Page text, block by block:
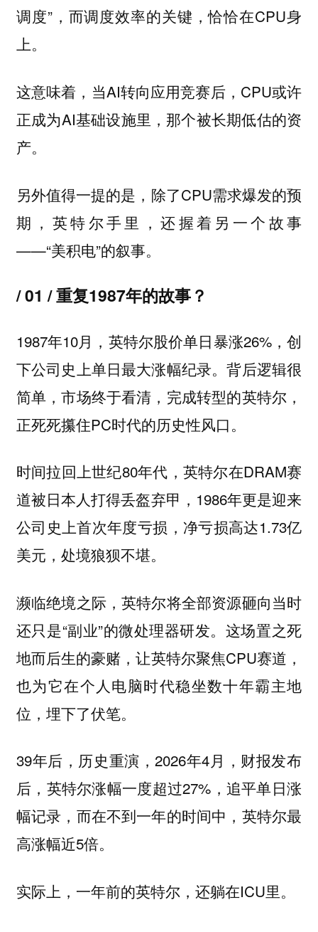
调度”，而调度效率的关键，恰恰在CPU身
上。
这意味着，当AI转向应用竞赛后，CPU或许
正成为AI基础设施里，那个被长期低估的资
产。
另外值得一提的是，除了CPU需求爆发的预
期，英特尔手里，还握着另一个故事
——“美积电”的叙事。
/ 01 / 重复1987年的故事？
1987年10月，英特尔股价单日暴涨26%，创
下公司史上单日最大涨幅纪录。背后逻辑很
简单，市场终于看清，完成转型的英特尔，
正死死攥住PC时代的历史性风口。
时间拉回上世纪80年代，英特尔在DRAM赛
道被日本人打得丢盔弃甲，1986年更是迎来
公司史上首次年度亏损，净亏损高达1.73亿
美元，处境狼狈不堪。
濒临绝境之际，英特尔将全部资源砸向当时
还只是“副业”的微处理器研发。这场置之死
地而后生的豪赌，让英特尔聚焦CPU赛道，
也为它在个人电脑时代稳坐数十年霸主地
位，埋下了伏笔。
39年后，历史重演，2026年4月，财报发布
后，英特尔涨幅一度超过27%，追平单日涨
幅记录，而在不到一年的时间中，英特尔最
高涨幅近5倍。
实际上，一年前的英特尔，还躺在ICU里。